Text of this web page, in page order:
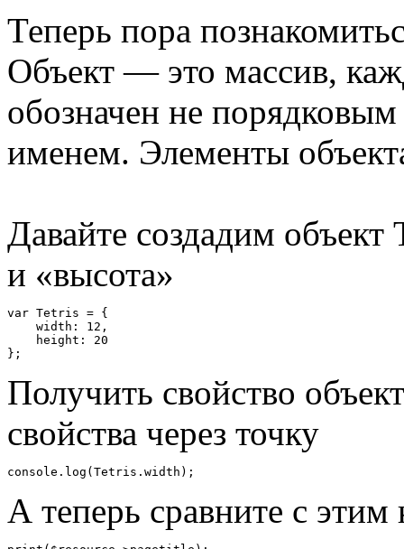
Теперь пора
Объект — это массив,
обозначен не
именем. Элементы
Давайте создадим
и «высота»
var Tetris = {
    width
: 12 ,
    height
:
20
};
Получить свойство
свойства через точку
console . log ( Tetris . width );
А теперь сравните с этим